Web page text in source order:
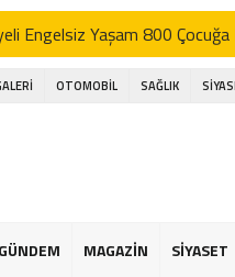
Engelsiz Yaşam 800 Çocuğa
AK SEFER
basın bu ülkenin dördüncü
festival alanında havai
Engelsiz Yaşam 800 Çocuğa
AK SEFER
OTOMOBİL SAĞLIK
GÜNDEM MAGAZİN SİYASET